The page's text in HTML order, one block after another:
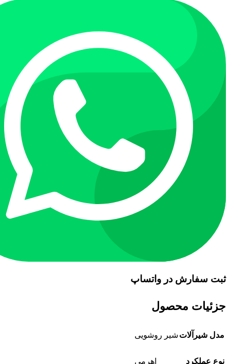
ثبت سفارش در واتساپ
جزئیات محصول
مدل شیرآلات شیر روشویی
نوع عملکرد اهرمی